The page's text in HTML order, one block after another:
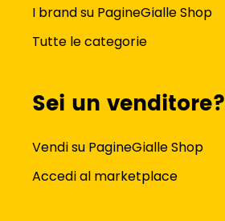
I brand su PagineGialle Shop
Tutte le categorie
Sei un venditore?
Vendi su PagineGialle Shop
Accedi al marketplace